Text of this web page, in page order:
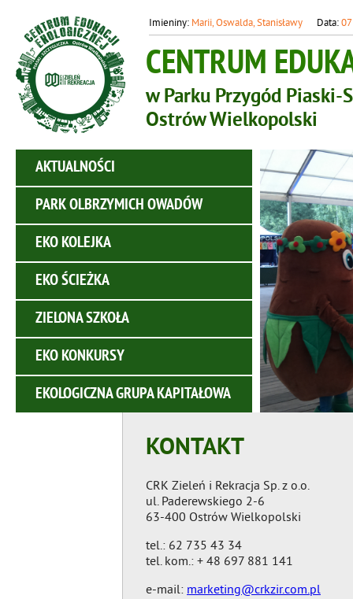
Marii, Oswalda, Stanisławy
CENTRUM
w Parku Przygód Piaski-
Ostrów Wielkopolski
AKTUALNOŚCI
PARK OLBRZYMICH OWADÓW
EKO KOLEJKA
EKO ŚCIEŻKA
ZIELONA SZKOŁA
EKO KONKURSY
EKOLOGICZNA GRUPA KAPITAŁOWA
KONTAKT
CRK Zieleń i Rekracja Sp. z o.o.
ul. Paderewskiego 2-6
63-400 Ostrów Wielkopolski
tel.: 62 735 43 34
tel. kom.: + 48 697 881 141
e-mail: marketing@crkzir.com.pl